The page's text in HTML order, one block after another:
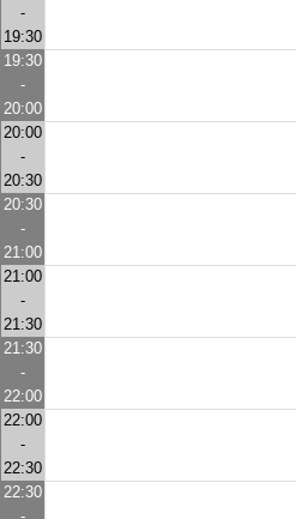
-
19:30
19:30
-
20:00
20:00
-
20:30
20:30
-
21:00
21:00
-
21:30
21:30
-
22:00
22:00
-
22:30
22:30